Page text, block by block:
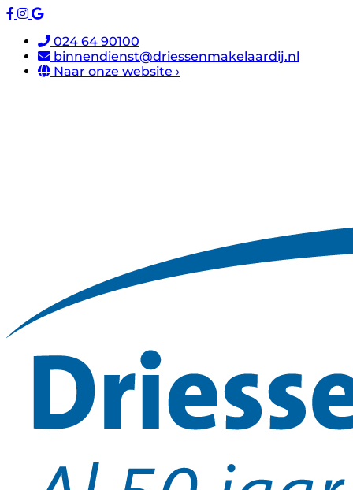
024 64 90100
binnendienst@driessenmakelaardij.nl
Naar onze website ›